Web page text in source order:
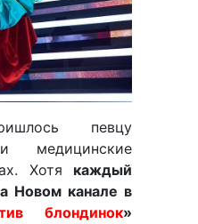
певцу
медицинские
Хотя каждый
Новом канале в
блондинок»